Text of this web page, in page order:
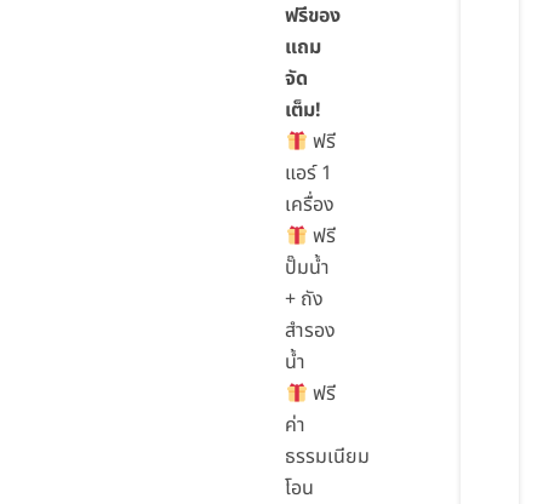
ฟรีของ
แถม
จัด
เต็ม!
ฟรี
แอร์ 1
เครื่อง
ฟรี
ปั๊มน้ำ
+ ถัง
สำรอง
น้ำ
ฟรี
ค่า
ธรรมเนียม
โอน